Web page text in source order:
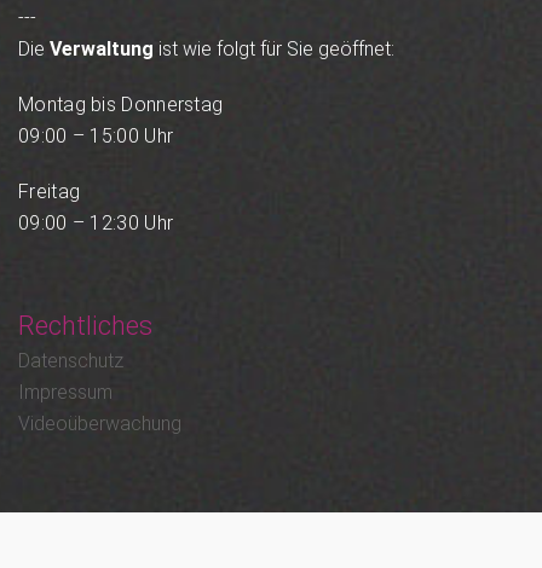
---
Die Verwaltung ist wie folgt für Sie geöffnet:
Montag bis Donnerstag
09:00 – 15:00 Uhr
Freitag
09:00 – 12:30 Uhr
Rechtliches
Datenschutz
Impressum
Videoüberwachung